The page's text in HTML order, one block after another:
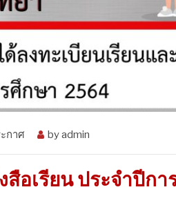
กาศ byadmin
อเรียน ประจำปีกา